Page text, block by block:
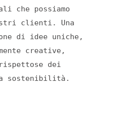
che possiamo
clienti. Una
di idee uniche,
creative,
dei
sostenibilità.